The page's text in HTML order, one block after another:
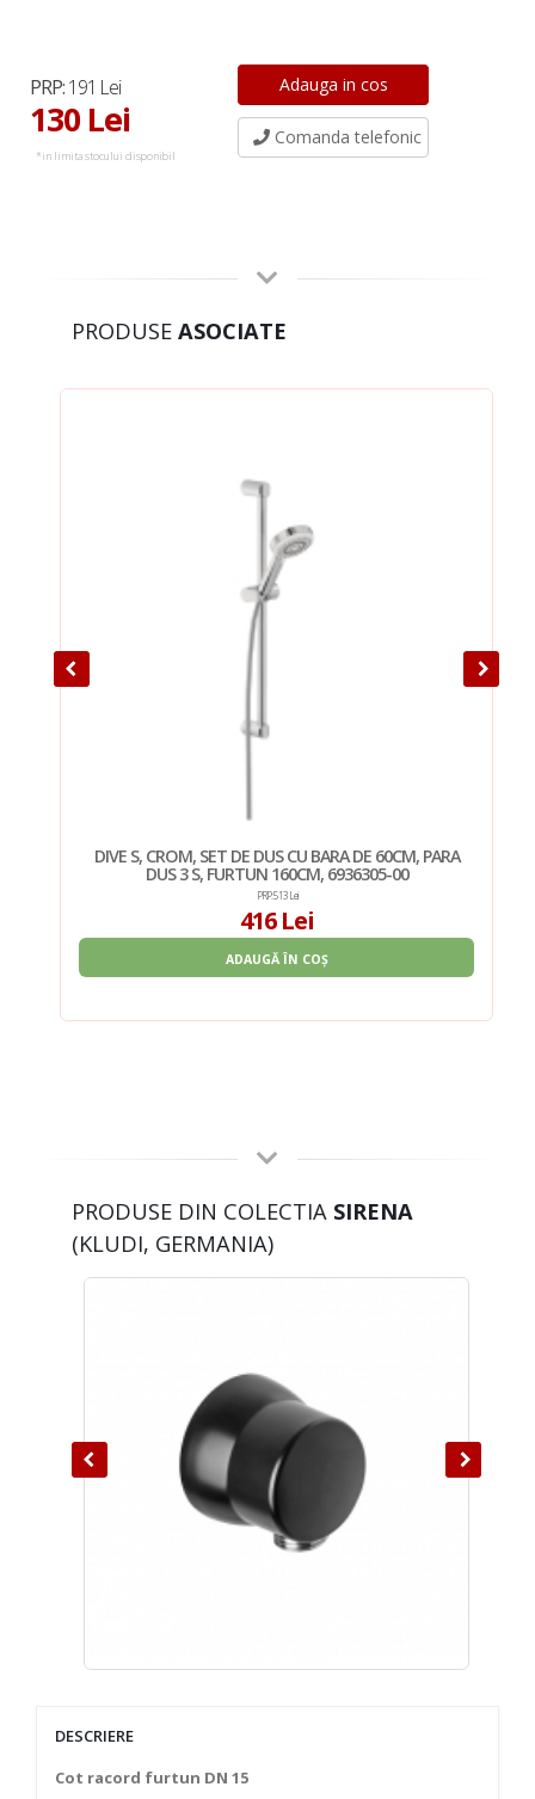
PRP:191 Lei
130 Lei
*in limita stocului disponibil
Comanda telefonic
PRODUSE ASOCIATE
DIVE S, CROM, SET DE DUS CU BARA DE 60CM, PARA
DUS 3 S, FURTUN 160CM, 6936305-00
PRP: 513 Lei
416 Lei
ADAUGĂ ÎN COȘ
PRODUSE DIN COLECTIA SIRENA
(KLUDI, GERMANIA)
DESCRIERE
Cot racord furtun DN 15